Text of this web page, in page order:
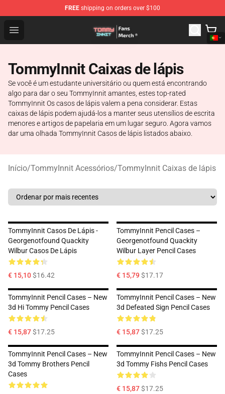
FREE shipping on orders over $100
Open menu
TommyInnit Store - Official TommyInnit Merchandise
TommyInnit Caixas de lápis
Se você é um estudante universitário ou quem está encontrando
algo para dar o seu TommyInnit amantes, estes top-rated
TommyInnit Os casos de lápis valem a pena considerar. Estas
caixas de lápis podem ajudá-los a manter seus utensílios de escrita
menores e artigos de papelaria em um lugar seguro. Agora vamos
dar uma olhada TommyInnit Casos de lápis listados abaixo.
Início/TommyInnit Acessórios/TommyInnit Caixas de lápis
TommyInnit Casos De Lápis -
Georgenotfound Quackity
Wilbur Casos De Lápis
€ 15,10$16.42
TommyInnit Pencil Cases –
Georgenotfound Quackity
Wilbur Layer Pencil Cases
€ 15,79$17.17
TommyInnit Pencil Cases – New
3d Hi Tommy Pencil Cases
€ 15,87$17.25
TommyInnit Pencil Cases – New
3d Defeated Sign Pencil Cases
€ 15,87$17.25
TommyInnit Pencil Cases – New
3d Tommy Brothers Pencil
Cases
TommyInnit Pencil Cases – New
3d Tommy Fishs Pencil Cases
€ 15,87$17.25